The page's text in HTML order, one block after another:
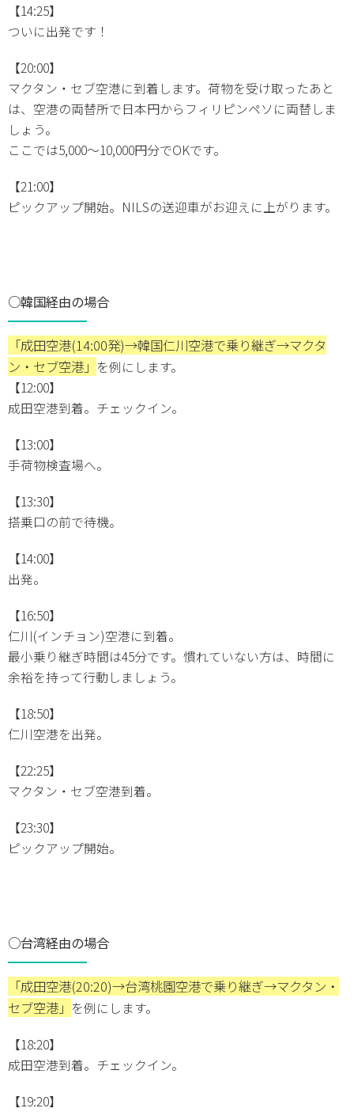
【14:25】
ついに出発です！
【20:00】
マクタン・セブ空港に到着します。荷物を受け取ったあと
は、空港の両替所で日本円からフィリピンペソに両替しま
しょう。
ここでは5,000～10,000円分でOKです。
【21:00】
ピックアップ開始。NILSの送迎車がお迎えに上がります。
○韓国経由の場合
「成田空港(14:00発)→韓国仁川空港で乗り継ぎ→マクタ
ン・セブ空港」 を例にします。
【12:00】
成田空港到着。チェックイン。
【13:00】
手荷物検査場へ。
【13:30】
搭乗口の前で待機。
【14:00】
出発。
【16:50】
仁川(インチョン)空港に到着。
最小乗り継ぎ時間は45分です。慣れていない方は、時間に
余裕を持って行動しましょう。
【18:50】
仁川空港を出発。
【22:25】
マクタン・セブ空港到着。
【23:30】
ピックアップ開始。
○台湾経由の場合
「成田空港(20:20)→台湾桃園空港で乗り継ぎ→マクタン・
セブ空港」 を例にします。
【18:20】
成田空港到着。チェックイン。
【19:20】